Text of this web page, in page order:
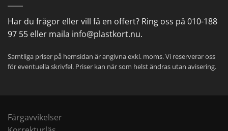
Har du frågor eller vill få en offert? Ring oss på 010-188
97 55 eller maila info@plastkort.nu.
Samtliga priser på hemsidan är angivna exkl. moms. Vi reserverar oss
för eventuella skrivfel. Priser kan när som helst ändras utan avisering.
Färgavvikelser